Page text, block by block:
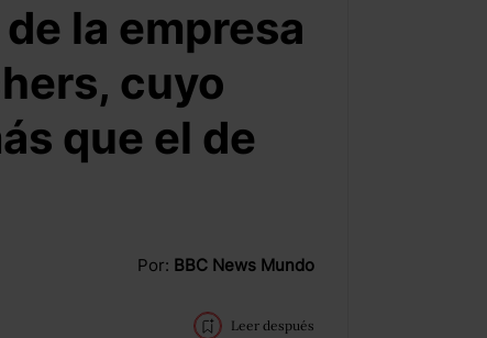
la empresa
cuyo
que el de
Por: BBC News Mundo
Leer después